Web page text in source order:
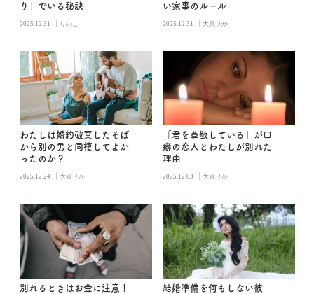
り」でいる秘訣
2025.12.31 | りのこ
い家事のルール
2025.12.31 | 大泉りか
わたしは婚約破棄したそば
から別の男と同棲してよか
ったのか？
2025.12.24 | 大泉りか
「君を尊敬している」が口
癖の恋人とわたしが別れた
理由
2025.12.03 | 大泉りか
別れるときはお金に注意！
結婚準備を何もしない彼